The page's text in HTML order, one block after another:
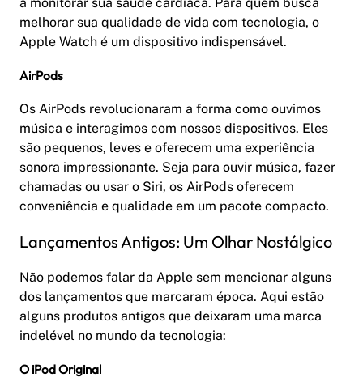
melhorar sua qualidade de vida com tecnologia, o
Apple Watch é um dispositivo indispensável.
AirPods
Os AirPods revolucionaram a forma como ouvimos
música e interagimos com nossos dispositivos. Eles
são pequenos, leves e oferecem uma experiência
sonora impressionante. Seja para ouvir música, fazer
chamadas ou usar o Siri, os AirPods oferecem
conveniência e qualidade em um pacote compacto.
Lançamentos Antigos: Um Olhar Nostálgico
Não podemos falar da Apple sem mencionar alguns
dos lançamentos que marcaram época. Aqui estão
alguns produtos antigos que deixaram uma marca
indelével no mundo da tecnologia:
O iPod Original